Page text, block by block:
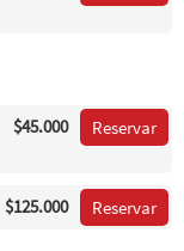
$45.000 Reservar
$125.000 Reservar